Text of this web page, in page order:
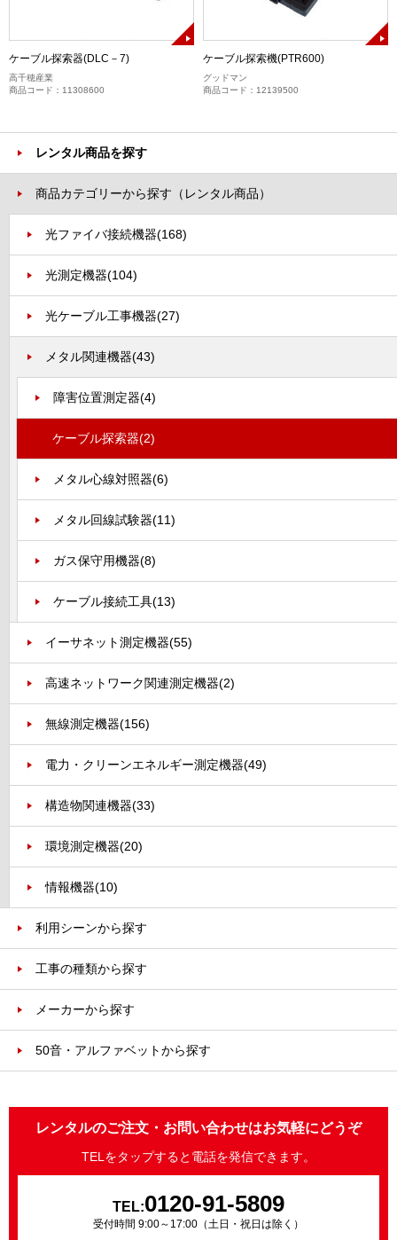
ケーブル探索器(DLC－7)
高千穂産業
商品コード：11308600
ケーブル探索機(PTR600)
グッドマン
商品コード：12139500
レンタル商品を探す
商品カテゴリーから探す（レンタル商品）
光ファイバ接続機器(168)
光測定機器(104)
光ケーブル工事機器(27)
メタル関連機器(43)
障害位置測定器(4)
ケーブル探索器(2)
メタル心線対照器(6)
メタル回線試験器(11)
ガス保守用機器(8)
ケーブル接続工具(13)
イーサネット測定機器(55)
高速ネットワーク関連測定機器(2)
無線測定機器(156)
電力・クリーンエネルギー測定機器(49)
構造物関連機器(33)
環境測定機器(20)
情報機器(10)
利用シーンから探す
工事の種類から探す
メーカーから探す
50音・アルファベットから探す
レンタルのご注文・お問い合わせはお気軽にどうぞ
TELをタップすると電話を発信できます。
TEL:0120-91-5809
受付時間 9:00～17:00（土日・祝日は除く）